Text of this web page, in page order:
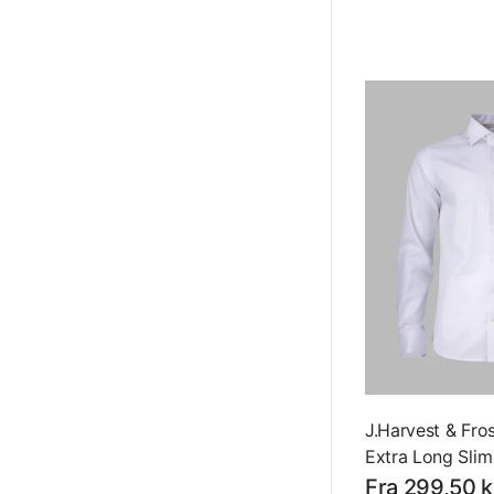
J.Harvest &
Extra Long
Langærmet
Fra 299,50